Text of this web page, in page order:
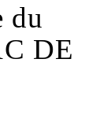
du
DE